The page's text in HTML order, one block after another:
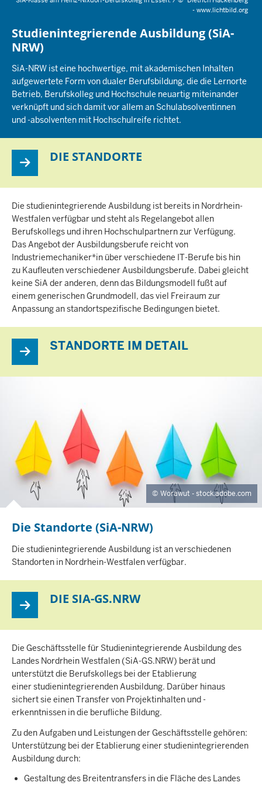
- www.lichtbild.org
Studienintegrierende Ausbildung (SiA-
NRW)
SiA-NRW ist eine hochwertige, mit akademischen Inhalten
aufgewertete Form von dualer Berufsbildung, die die Lernorte
Betrieb, Berufskolleg und Hochschule neuartig miteinander
verknüpft und sich damit vor allem an Schulabsolventinnen
und -absolventen mit Hochschulreife richtet.
DIE STANDORTE
Die studienintegrierende Ausbildung ist bereits in Nordrhein-
Westfalen verfügbar und steht als Regelangebot allen
Berufskollegs und ihren Hochschulpartnern zur Verfügung.
Das Angebot der Ausbildungsberufe reicht von
Industriemechaniker*in über verschiedene IT-Berufe bis hin
zu Kaufleuten verschiedener Ausbildungsberufe. Dabei gleicht
keine SiA der anderen, denn das Bildungsmodell fußt auf
einem generischen Grundmodell, das viel Freiraum zur
Anpassung an standortspezifische Bedingungen bietet.
STANDORTE IM DETAIL
Worawut - stock.adobe.com
Die Standorte (SiA-NRW)
I
N
A
L
I
T
E
Die studienintegrierende Ausbildung ist an verschiedenen
Standorten in Nordrhein-Westfalen verfügbar.
DIE SIA-GS.NRW
Die Geschäftsstelle für Studienintegrierende Ausbildung des
Landes Nordrhein Westfalen (SiA-GS.NRW) berät und
unterstützt die Berufskollegs bei der Etablierung
einer studienintegrierenden Ausbildung. Darüber hinaus
sichert sie einen Transfer von Projektinhalten und -
erkenntnissen in die berufliche Bildung.
Zu den Aufgaben und Leistungen der Geschäftsstelle gehören:
Unterstützung bei der Etablierung einer studienintegrierenden
Ausbildung durch:
Gestaltung des Breitentransfers in die Fläche des Landes